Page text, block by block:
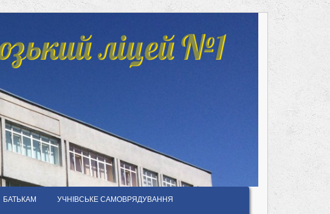
ліцей №1
БАТЬКАМ УЧНІВСЬКЕ САМОВРЯДУВАННЯ